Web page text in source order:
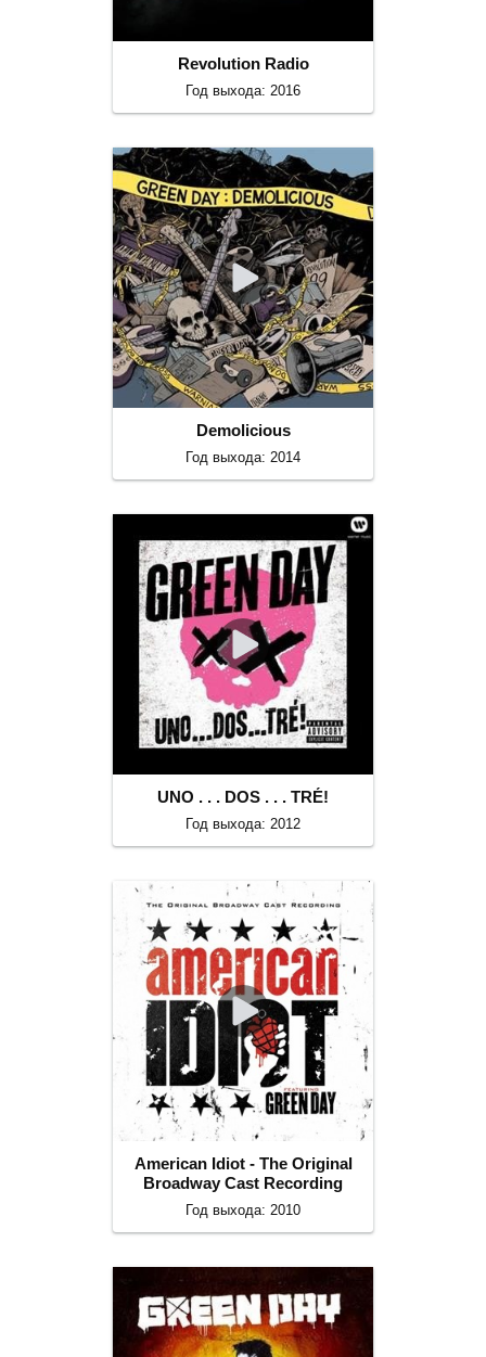
Revolution Radio
Год выхода: 2016
Demolicious
Год выхода: 2014
UNO . . . DOS . . . TRÉ!
Год выхода: 2012
American Idiot - The Original
Broadway Cast Recording
Год выхода: 2010